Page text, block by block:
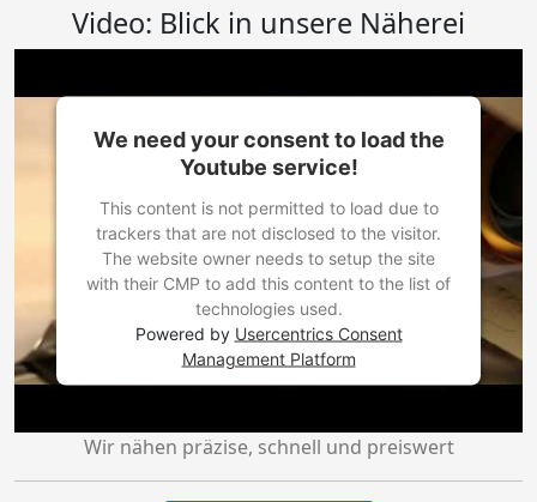
Video: Blick in unsere Näherei
We need your consent to load the
Youtube service!
This content is not permitted to load due to
trackers that are not disclosed to the visitor.
The website owner needs to setup the site
with their CMP to add this content to the list of
technologies used.
Powered by Usercentrics Consent
Management Platform
Wir nähen präzise, schnell und preiswert